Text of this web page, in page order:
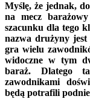
Myślę, że jednak,
na mecz
szacunku dla tego
nazwa drużyny jest
gra wielu
widoczne w tym
baraż. Dlatego
zawodnikami
będą potrafili